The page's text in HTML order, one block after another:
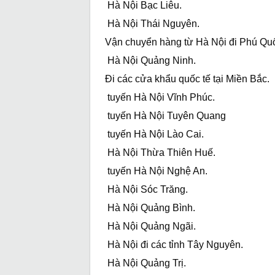
Hà Nội Bạc Liêu.
Hà Nội Thái Nguyên.
Vận chuyển hàng từ Hà Nội đi Phú
Hà Nội Quảng Ninh.
Đi các cửa khẩu quốc tế tại Miền Bắc.
tuyến Hà Nội Vĩnh Phúc.
tuyến Hà Nội Tuyên Quang
tuyến Hà Nội Lào Cai.
Hà Nội Thừa Thiên Huế.
tuyến Hà Nội Nghệ An.
Hà Nội Sóc Trăng.
Hà Nội Quảng Bình.
Hà Nội Quảng Ngãi.
Hà Nội đi các tỉnh Tây Nguyên.
Hà Nội Quảng Trị.